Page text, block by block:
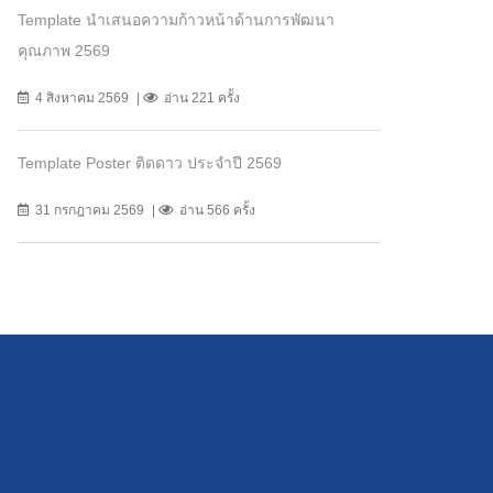
Template นำเสนอความก้าวหน้าด้านการพัฒนา
คุณภาพ 2569
4 สิงหาคม 2569 อ่าน 221 ครั้ง
Template Poster ติดดาว ประจำปี 2569
31 กรกฎาคม 2569 อ่าน 566 ครั้ง